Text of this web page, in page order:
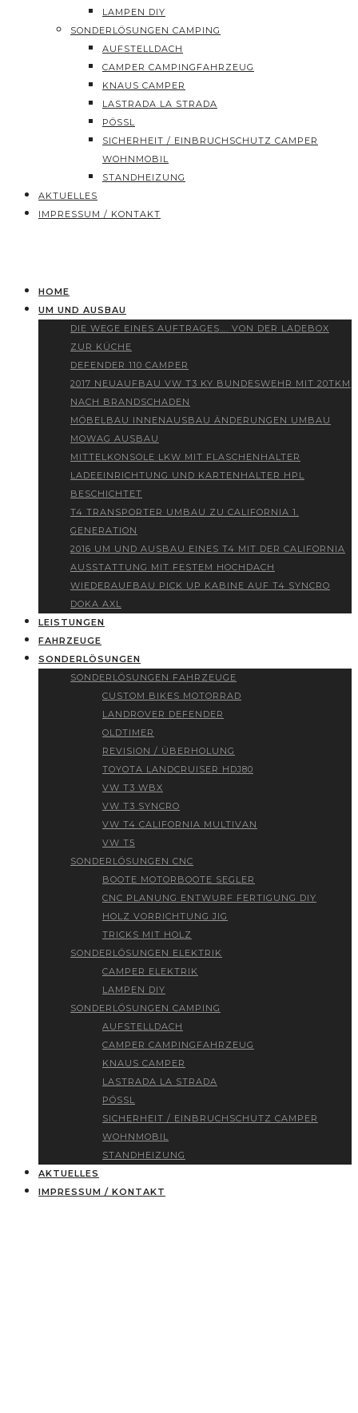
LAMPEN DIY
SONDERLÖSUNGEN CAMPING
AUFSTELLDACH
CAMPER CAMPINGFAHRZEUG
KNAUS CAMPER
LASTRADA LA STRADA
PÖSSL
SICHERHEIT / EINBRUCHSCHUTZ CAMPER
WOHNMOBIL
STANDHEIZUNG
AKTUELLES
IMPRESSUM / KONTAKT
HOME
UM UND AUSBAU
DIE WEGE EINES AUFTRAGES…. VON DER LADEBOX
ZUR KÜCHE
DEFENDER 110 CAMPER
2017 NEUAUFBAU VW T3 KY BUNDESWEHR MIT 20TKM
NACH BRANDSCHADEN
MÖBELBAU INNENAUSBAU ÄNDERUNGEN UMBAU
MOWAG AUSBAU
MITTELKONSOLE LKW MIT FLASCHENHALTER
LADEEINRICHTUNG UND KARTENHALTER HPL
BESCHICHTET
T4 TRANSPORTER UMBAU ZU CALIFORNIA 1.
GENERATION
2016 UM UND AUSBAU EINES T4 MIT DER CALIFORNIA
AUSSTATTUNG MIT FESTEM HOCHDACH
WIEDERAUFBAU PICK UP KABINE AUF T4 SYNCRO
DOKA AXL
LEISTUNGEN
FAHRZEUGE
SONDERLÖSUNGEN
SONDERLÖSUNGEN FAHRZEUGE
CUSTOM BIKES MOTORRAD
LANDROVER DEFENDER
OLDTIMER
REVISION / ÜBERHOLUNG
TOYOTA LANDCRUISER HDJ80
VW T3 WBX
VW T3 SYNCRO
VW T4 CALIFORNIA MULTIVAN
VW T5
SONDERLÖSUNGEN CNC
BOOTE MOTORBOOTE SEGLER
CNC PLANUNG ENTWURF FERTIGUNG DIY
HOLZ VORRICHTUNG JIG
TRICKS MIT HOLZ
SONDERLÖSUNGEN ELEKTRIK
CAMPER ELEKTRIK
LAMPEN DIY
SONDERLÖSUNGEN CAMPING
AUFSTELLDACH
CAMPER CAMPINGFAHRZEUG
KNAUS CAMPER
LASTRADA LA STRADA
PÖSSL
SICHERHEIT / EINBRUCHSCHUTZ CAMPER
WOHNMOBIL
STANDHEIZUNG
AKTUELLES
IMPRESSUM / KONTAKT